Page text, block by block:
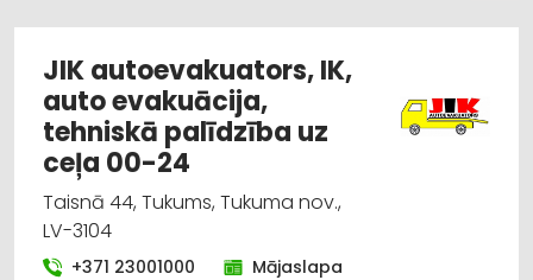
rezerves daļas
Dārza tehnika un inventārs
Internetveikali, e-komercija
Iekraušanas un izkraušanas tehnika
JIK autoevakuators, IK,
auto evakuācija,
tehniskā palīdzība uz
ceļa 00-24
Taisnā 44, Tukums, Tukuma nov.,
LV-3104
+371 23001000 Mājaslapa